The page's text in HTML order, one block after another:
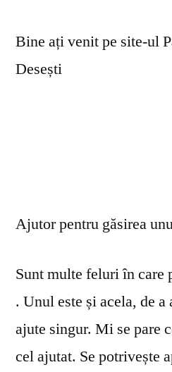
Bine ați venit pe site-ul
Desești
Ajutor pentru găsirea
Sunt multe feluri în care
. Unul este și acela, de a
ajute singur. Mi se pare
cel ajutat. Se potrivește